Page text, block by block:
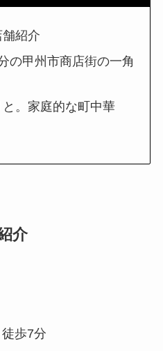
紹介
の甲州市商店街の一角
。家庭的な町中華
介
歩7分